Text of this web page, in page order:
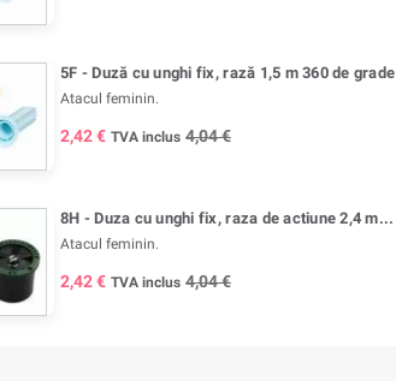
5F - Duză cu unghi fix, rază 1,5 m 360 de grade
Atacul feminin.
2,42 € TVA inclus 4,04 €
8H - Duza cu unghi fix, raza de actiune 2,4 m...
Atacul feminin.
2,42 € TVA inclus 4,04 €